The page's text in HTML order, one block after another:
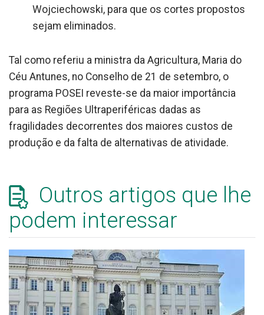
Wojciechowski, para que os cortes propostos
sejam eliminados.
Tal como referiu a ministra da Agricultura, Maria do
Céu Antunes, no Conselho de 21 de setembro, o
programa POSEI reveste-se da maior importância
para as Regiões Ultraperiféricas dadas as
fragilidades decorrentes dos maiores custos de
produção e da falta de alternativas de atividade.
Outros artigos que lhe
podem interessar